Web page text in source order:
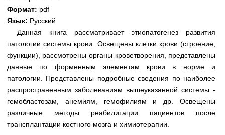
Аккредитационные тесты
Методические рекомендации
Научно-популярное
Статьи
Медицинская стандартизация
Нормативы экстренной и неотложной помощи
Формат: pdf
Язык: Русский
Данная книга рассматривает этиопатогенез развития
патологии системы крови. Освещены клетки крови (строение,
функции), рассмотрены органы кроветворения, представлены
данные по форменным элементам крови в норме и
патологии. Представлены подробные сведения по наиболее
распространенным заболеваниям вышеуказанной системы -
гемобластозам, анемиям, гемофилиям и др. Освещены
различные методы реабилитации пациентов после
трансплантации костного мозга и химиотерапии.